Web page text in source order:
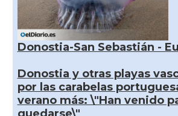
Donostia-San Sebastián -
Donostia y otras playas
por las carabelas
verano más: \"Han venido